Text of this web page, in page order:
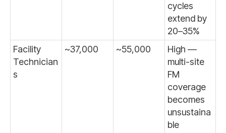
cycles
extend by
20–35%
Facility
Technician
s
~37,000 ~55,000
High —
multi-site
FM
coverage
becomes
unsustaina
ble